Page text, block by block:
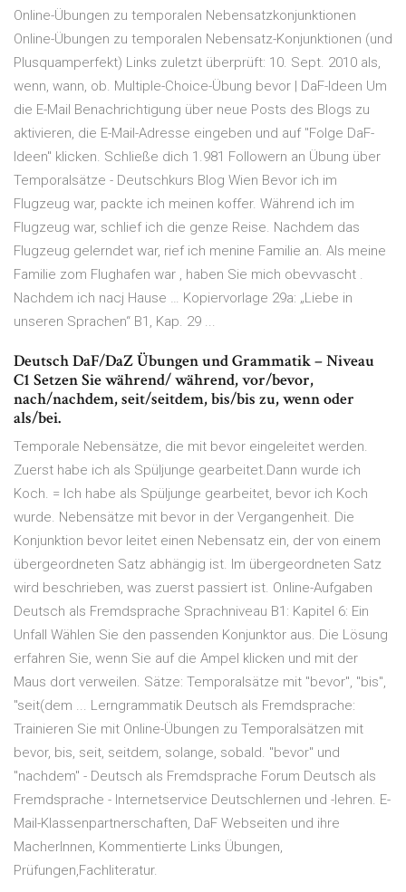
Online-Übungen zu temporalen Nebensatzkonjunktionen
Online-Übungen zu temporalen Nebensatz-Konjunktionen (und
Plusquamperfekt) Links zuletzt überprüft: 10. Sept. 2010 als,
wenn, wann, ob. Multiple-Choice-Übung bevor | DaF-Ideen Um
die E-Mail Benachrichtigung über neue Posts des Blogs zu
aktivieren, die E-Mail-Adresse eingeben und auf "Folge DaF-
Ideen" klicken. Schließe dich 1.981 Followern an Übung über
Temporalsätze - Deutschkurs Blog Wien Bevor ich im
Flugzeug war, packte ich meinen koffer. Während ich im
Flugzeug war, schlief ich die genze Reise. Nachdem das
Flugzeug gelerndet war, rief ich menine Familie an. Als meine
Familie zom Flughafen war , haben Sie mich obevvascht .
Nachdem ich nacj Hause … Kopiervorlage 29a: „Liebe in
unseren Sprachen“ B1, Kap. 29 ...
Deutsch DaF/DaZ Übungen und Grammatik – Niveau
C1 Setzen Sie während/ während, vor/bevor,
nach/nachdem, seit/seitdem, bis/bis zu, wenn oder
als/bei.
Temporale Nebensätze, die mit bevor eingeleitet werden.
Zuerst habe ich als Spüljunge gearbeitet.Dann wurde ich
Koch. = Ich habe als Spüljunge gearbeitet, bevor ich Koch
wurde. Nebensätze mit bevor in der Vergangenheit. Die
Konjunktion bevor leitet einen Nebensatz ein, der von einem
übergeordneten Satz abhängig ist. Im übergeordneten Satz
wird beschrieben, was zuerst passiert ist. Online-Aufgaben
Deutsch als Fremdsprache Sprachniveau B1: Kapitel 6: Ein
Unfall Wählen Sie den passenden Konjunktor aus. Die Lösung
erfahren Sie, wenn Sie auf die Ampel klicken und mit der
Maus dort verweilen. Sätze: Temporalsätze mit "bevor", "bis",
"seit(dem ... Lerngrammatik Deutsch als Fremdsprache:
Trainieren Sie mit Online-Übungen zu Temporalsätzen mit
bevor, bis, seit, seitdem, solange, sobald. "bevor" und
"nachdem" - Deutsch als Fremdsprache Forum Deutsch als
Fremdsprache - Internetservice Deutschlernen und -lehren. E-
Mail-Klassenpartnerschaften, DaF Webseiten und ihre
MacherInnen, Kommentierte Links Übungen,
Prüfungen,Fachliteratur.